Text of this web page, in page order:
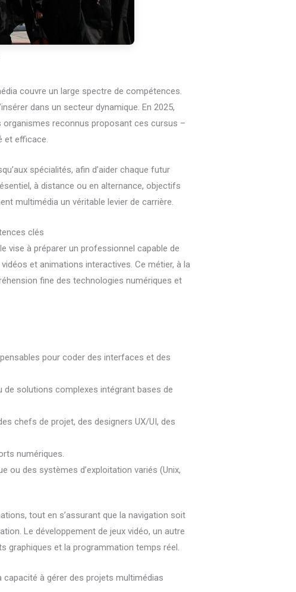
couvre un large spectre de compétences.
dans un secteur dynamique. En 2025,
reconnus proposant ces cursus –
et efficace.
spécialités, afin d’aider chaque futur
à distance ou en alternance, objectifs
multimédia un véritable levier de carrière.
clés
vise à préparer un professionnel capable de
et animations interactives. Ce métier, à la
fine des technologies numériques et
pour coder des interfaces et des
de solutions complexes intégrant bases de
chefs de projet, des designers UX/UI, des
numériques.
ou des systèmes d’exploitation variés (Unix,
tout en s’assurant que la navigation soit
Le développement de jeux vidéo, un autre
graphiques et la programmation temps réel.
à gérer des projets multimédias